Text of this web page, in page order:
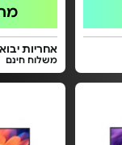
אחריות
משלוח חינם